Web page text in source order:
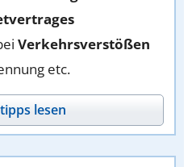
Verkehrsverstößen
etc.
lesen